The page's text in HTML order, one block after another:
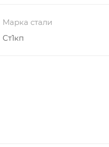
Марка стали
Ст1кп